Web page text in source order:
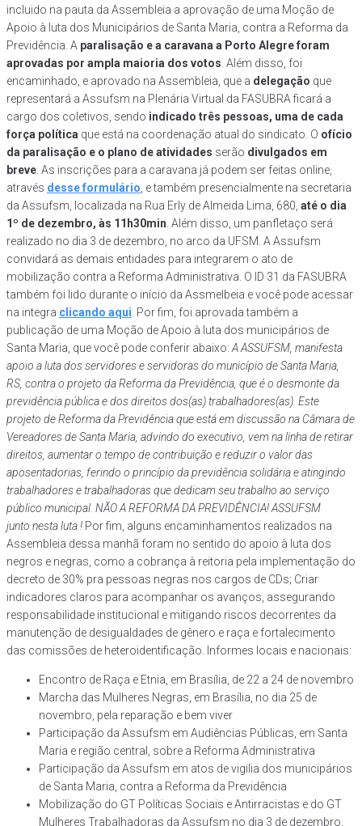
incluido na pauta da Assembleia a aprovação de uma Moção de
Apoio à luta dos Municipários de Santa Maria, contra a Reforma da
Previdência. A paralisação e a caravana a Porto Alegre foram
aprovadas por ampla maioria dos votos . Além disso, foi
encaminhado, e aprovado na Assembleia, que a delegação que
representará a Assufsm na Plenária Virtual da FASUBRA ficará a
cargo dos coletivos, sendo indicado três pessoas, uma de cada
força política que está na coordenação atual do sindicato. O ofício
da paralisação e o plano de atividades serão divulgados em
breve . As inscrições para a caravana já podem ser feitas online,
através desse formulário , e também presencialmente na secretaria
da Assufsm, localizada na Rua Erly de Almeida Lima, 680, até o dia
1º de dezembro, às 11h30min . Além disso, um panfletaço será
realizado no dia 3 de dezembro, no arco da UFSM. A Assufsm
convidará as demais entidades para integrarem o ato de
mobilização contra a Reforma Administrativa. O ID 31 da FASUBRA
também foi lido durante o início da Assmelbeia e você pode acessar
na integra clicando aqui . Por fim, foi aprovada também a
publicação de uma Moção de Apoio à luta dos municipários de
Santa Maria, que você pode conferir abaixo: A ASSUFSM, manifesta
apoio a luta dos servidores e servidoras do município de Santa Maria,
RS, contra o projeto da Reforma da Previdência, que é o desmonte da
previdência pública e dos direitos dos(as) trabalhadores(as). Este
projeto de Reforma da Previdência que está em discussão na Câmara de
Vereadores de Santa Maria, advindo do executivo, vem na linha de retirar
direitos, aumentar o tempo de contribuição e reduzir o valor das
aposentadorias, ferindo o princípio da previdência solidária e atingindo
trabalhadores e trabalhadoras que dedicam seu trabalho ao serviço
público municipal. NÃO A REFORMA DA PREVIDÊNCIA! ASSUFSM
junto nesta luta ! Por fim, alguns encaminhamentos realizados na
Assembleia dessa manhã foram no sentido do apoio à luta dos
negros e negras, como a cobrança à reitoria pela implementação do
decreto de 30% pra pessoas negras nos cargos de CDs; Criar
indicadores claros para acompanhar os avanços, assegurando
responsabilidade institucional e mitigando riscos decorrentes da
manutenção de desigualdades de gênero e raça e fortalecimento
das comissões de heteroidentificação. Informes locais e nacionais:
Encontro de Raça e Etnia, em Brasília, de 22 a 24 de novembro
Marcha das Mulheres Negras, em Brasília, no dia 25 de
novembro, pela reparação e bem viver
Participação da Assufsm em Audiências Públicas, em Santa
Maria e região central, sobre a Reforma Administrativa
Participação da Assufsm em atos de vigilia dos municipários
de Santa Maria, contra a Reforma da Previdência
Mobilização do GT Políticas Sociais e Antirracistas e do GT
Mulheres Trabalhadoras da Assufsm no dia 3 de dezembro,